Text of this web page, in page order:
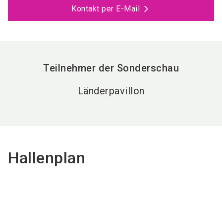
Kontakt per E-Mail
Teilnehmer der Sonderschau
Länderpavillon
Hallenplan